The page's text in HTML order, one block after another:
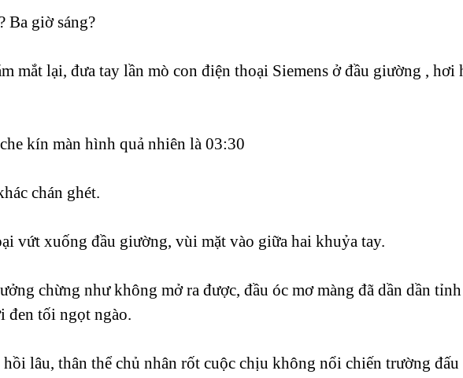
Ba giờ sáng?
mắt lại, đưa tay lần mò con điện thoại Siemens ở đầu giường , hơi
kín màn hình quả nhiên là 03:30
chán ghét.
vứt xuống đầu giường, vùi mặt vào giữa hai khuỷa tay.
chừng như không mở ra được, đầu óc mơ màng đã dần dần
đen tối ngọt ngào.
lâu, thân thể chủ nhân rốt cuộc chịu không nổi chiến trường đấu